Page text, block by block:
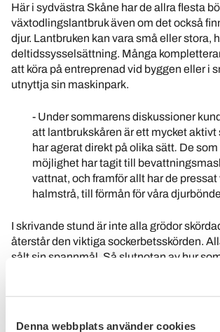
Denna webbplats använder cookies
Här i sydvästra Skåne har de allra flesta
växtodlingslantbruk även om det också
djur. Lantbruken kan vara små eller stora,
deltidssysselsättning. Många
att köra på entreprenad vid byggen eller i
utnyttja sin maskinpark.
- Under sommarens diskussioner
att lantbrukskåren är ett mycket aktivt
har agerat direkt på olika sätt. De som
möjlighet har tagit till
vattnat, och framför allt har de pressat
halmstrå, till förmån för våra
I skrivande stund är inte alla grödor
återstår den viktiga sockerbetsskörden.
sålt sin spannmål. Så slutnotan av hur
har drabbat lantbrukarna kommer inte att
vinter. Helt klart är att det blir minus på